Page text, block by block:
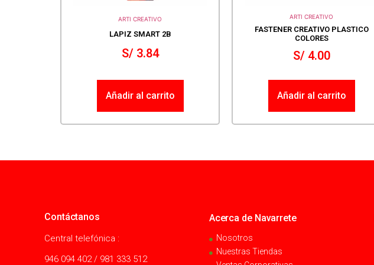
ARTI CREATIVO
LAPIZ SMART 2B
S/3.84
Añadir al carrito
ARTI CREATIVO
FASTENER CREATIVO PLASTICO
COLORES
S/4.00
Añadir al carrito
Contáctanos
Central telefónica :
946 094 402 / 981 333 512
Acerca de Navarrete
Nosotros
Nuestras Tiendas